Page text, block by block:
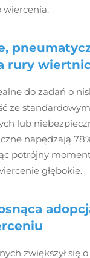
wiercenia.
rury
do zadań o
ze
lub
napędzają
potrójny
głębokie.
zwiększył się